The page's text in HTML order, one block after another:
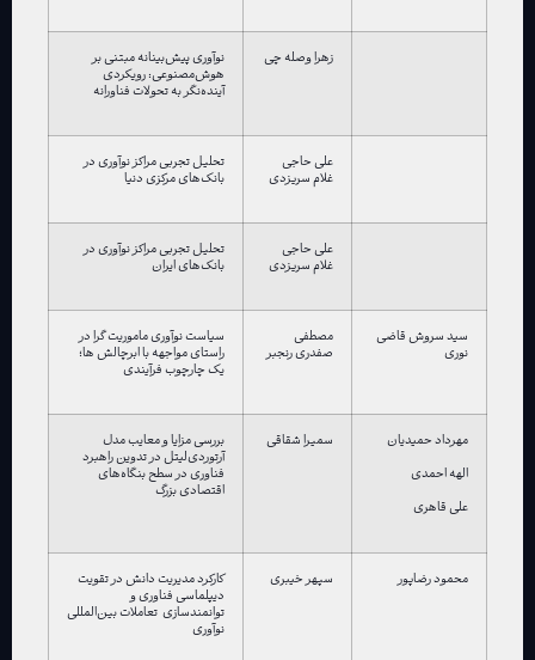
زهرا وصله چی نوآوری پیش‌بینانه مبتنی بر
هوش‌مصنوعی: رویکردی
آینده‌نگر به تحولات فناورانه
علی حاجی
غلام سریزدی
تحلیل تجربی مراکز نوآوری در
بانک‌های مرکزی دنیا
علی حاجی
غلام سریزدی
تحلیل تجربی مراکز نوآوری در
بانک‌های ایران
سید سروش قاضی
نوری
مصطفی
صفدری رنجبر
سیاست نوآوری ماموریت گرا در
راستای مواجهه با ابرچالش ها؛
یک چارچوب فرآیندی
مهرداد حمیدیان
الهه احمدی
علی قاهری
سمیرا شقاقی بررسی مزایا و معایب مدل
آرتوردی‌لیتل در تدوین راهبرد
فناوری در سطح بنگاه‌های
اقتصادی بزرگ
محمود رضاپور سپهر خیبری کارکرد مدیریت دانش در تقویت
دیپلماسی فناوری و
توانمندسازی تعاملات بین‌المللی
نوآوری